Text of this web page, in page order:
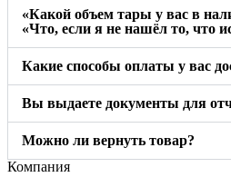
«Какой объем тары у вас в
«Что, если я не нашёл то, что
Какие способы оплаты у вас
Вы выдаете документы для
Можно ли вернуть товар?
Компания